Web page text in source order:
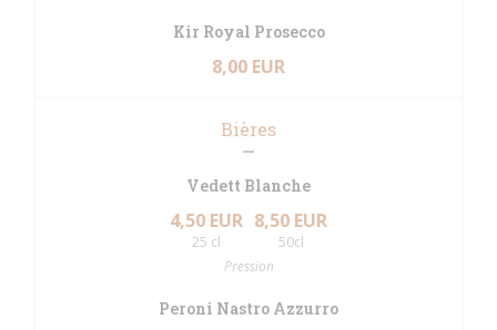
Kir Royal Prosecco
8,00 EUR
Bières
Vedett Blanche
4,50 EUR
25 cl
8,50 EUR
50cl
Pression
Peroni Nastro Azzurro